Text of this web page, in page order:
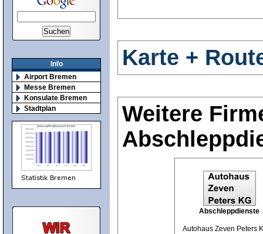
Info
Airport Bremen
Messe Bremen
Konsulate Bremen
Stadtplan
Karte +
Weitere
Abschleppdienste
Autohaus Zeven Peters